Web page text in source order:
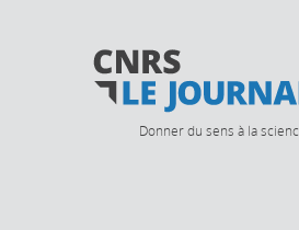
Donner du sens à la